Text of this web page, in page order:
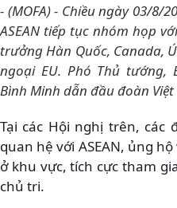
- (MOFA) - Chiều ngày 03/8/
ASEAN tiếp tục nhóm họp
trưởng Hàn Quốc, Canada,
ngoại EU. Phó Thủ tướng,
Bình Minh dẫn đầu đoàn
Tại các Hội nghị trên, các
quan hệ với ASEAN, ủng
ở khu vực, tích cực tham
chủ tri.